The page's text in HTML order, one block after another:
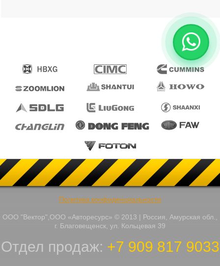
Политика конфиденциальности
ООО "Вектор",ООО «Авторесурс» © 2013 | Россия, Амурская обл.,
г. Благовещенск, ул. Кольцевая 39
Отдел продаж: +7 909 817 9033